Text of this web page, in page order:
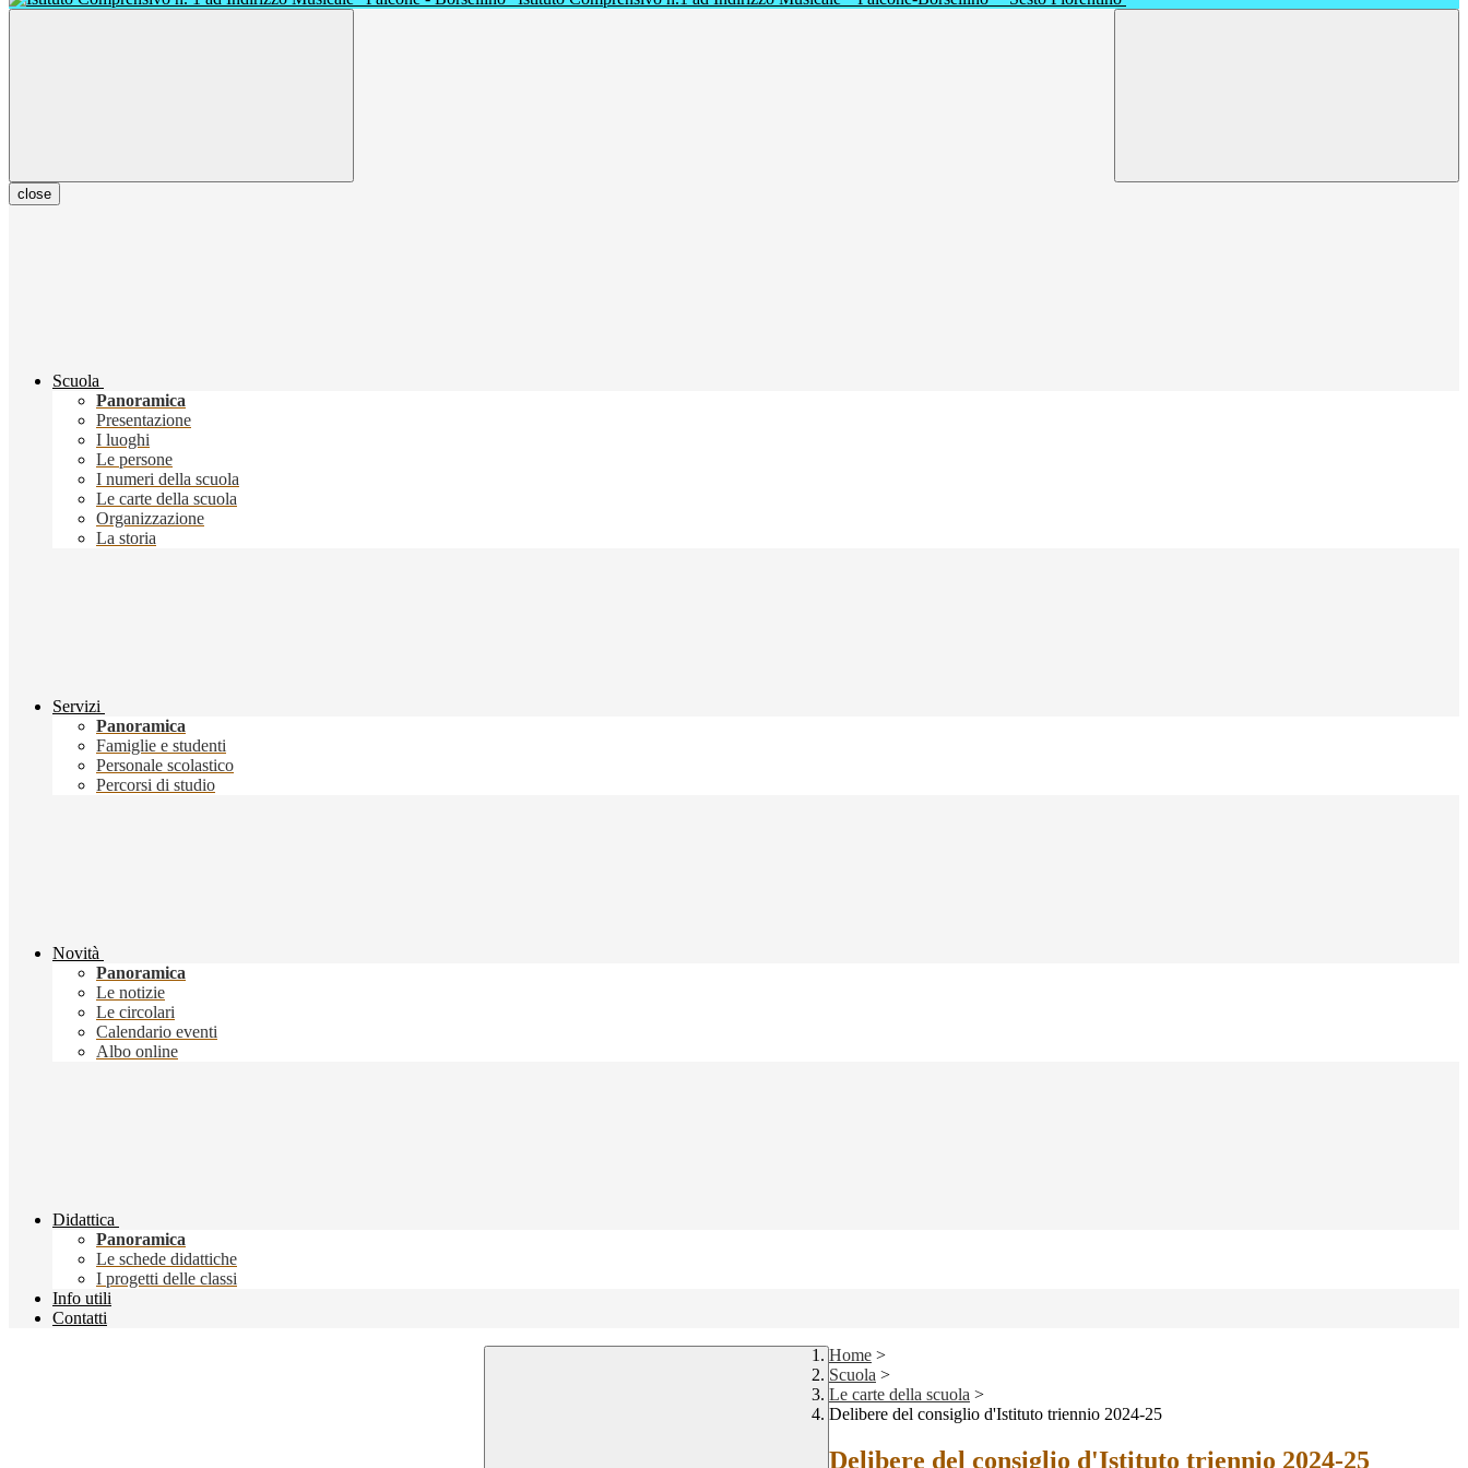
close
Scuola
Panoramica
Presentazione
I luoghi
Le persone
I numeri della scuola
Le carte della scuola
Organizzazione
La storia
Servizi
Panoramica
Famiglie e studenti
Personale scolastico
Percorsi di studio
Novità
Panoramica
Le notizie
Le circolari
Calendario eventi
Albo online
Didattica
Panoramica
Le schede didattiche
I progetti delle classi
Info utili
Contatti
Home >
Scuola >
Le carte della scuola >
Delibere del consiglio d'Istituto triennio 2024-25
Delibere del consiglio d'Istituto triennio 2024-25